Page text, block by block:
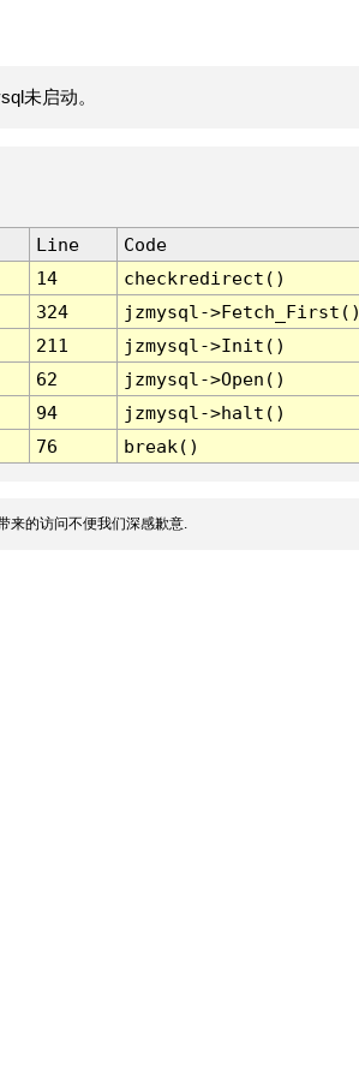
未启动。
Line
Code
14
checkredirect()
324
jzmysql-
211
jzmysql->Init()
62
jzmysql->Open()
94
jzmysql->halt()
76 break()
来的访问不便我们深感歉意.